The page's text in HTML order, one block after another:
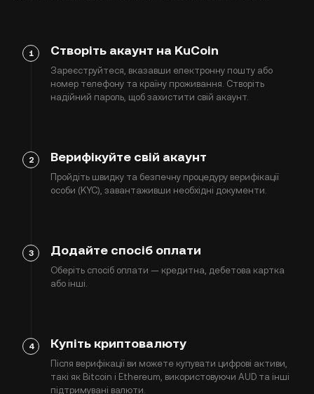
1 Створіть акаунт на KuCoin
Зареєструйтеся, вказавши електронну пошту або
номер телефону та країну проживання. Створіть
надійний пароль, щоб захистити свій акаунт.
2 Верифікуйте свій акаунт
Пройдіть швидку та безпечну процедуру верифікації
особи (KYC), завантаживши необхідні документи.
3 Додайте спосіб оплати
Оберіть спосіб оплати — кредитна, дебетова картка
або інші.
4 Купіть криптовалюту
Після верифікації ви можете купувати цифрові активи,
такі як Bitcoin і Ethereum, використовуючи AUD та інші
підтримувані валюти.